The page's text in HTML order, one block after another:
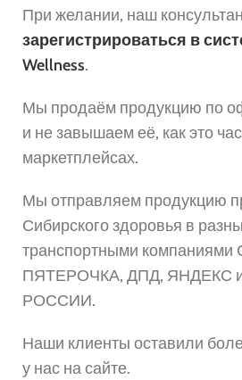
При желании, наш
зарегистрироваться в
Wellness.
Мы продаём продукцию по
и не завышаем её, как это
маркетплейсах.
Мы отправляем продукцию
Сибирского здоровья в
транспортными компаниями
ПЯТЕРОЧКА, ДПД, ЯНДЕКС
РОССИИ.
Наши клиенты оставили
у нас на сайте.